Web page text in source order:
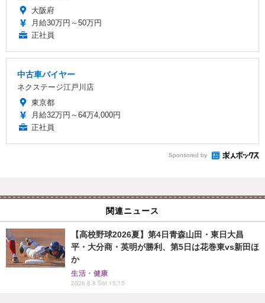
大阪府
月給30万円～50万円
正社員
中古車バイヤー
ネクステージ江戸川店
東京都
月給32万円～64万4,000円
正社員
Sponsored by
関連ニュース
【高校野球2026夏】第4日青森山田・東日大昌
平・大分商・英明が勝利、第5日は花巻東vs新田ほ
か
生活・健康
2026.8.8 Sat 15:15